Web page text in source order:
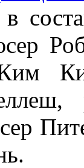
Ки-